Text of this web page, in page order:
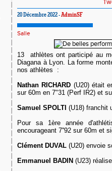
20 Décembre 2022 -AdminSF
Salle
13 athlètes ont participé au
Diagana à Lyon. La forme
nos athlètes :
Nathan RICHARD (U20) était
sur 60m en 7"31 (Perf IR2) et
Samuel SPOLTI (U18) franchit
Pour sa 1ère année
encourageant 7''92 sur 60m et
Clément DUVAL (U20) envoie
Emmanuel BADIN (U23)